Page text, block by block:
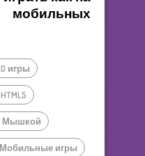
игры
Мышкой
Мобильные игры